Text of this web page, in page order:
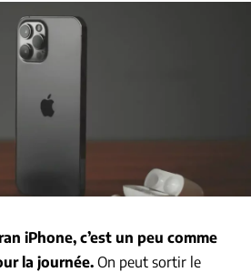
iPhone, c’est un peu comme
la journée.On peut sortir le